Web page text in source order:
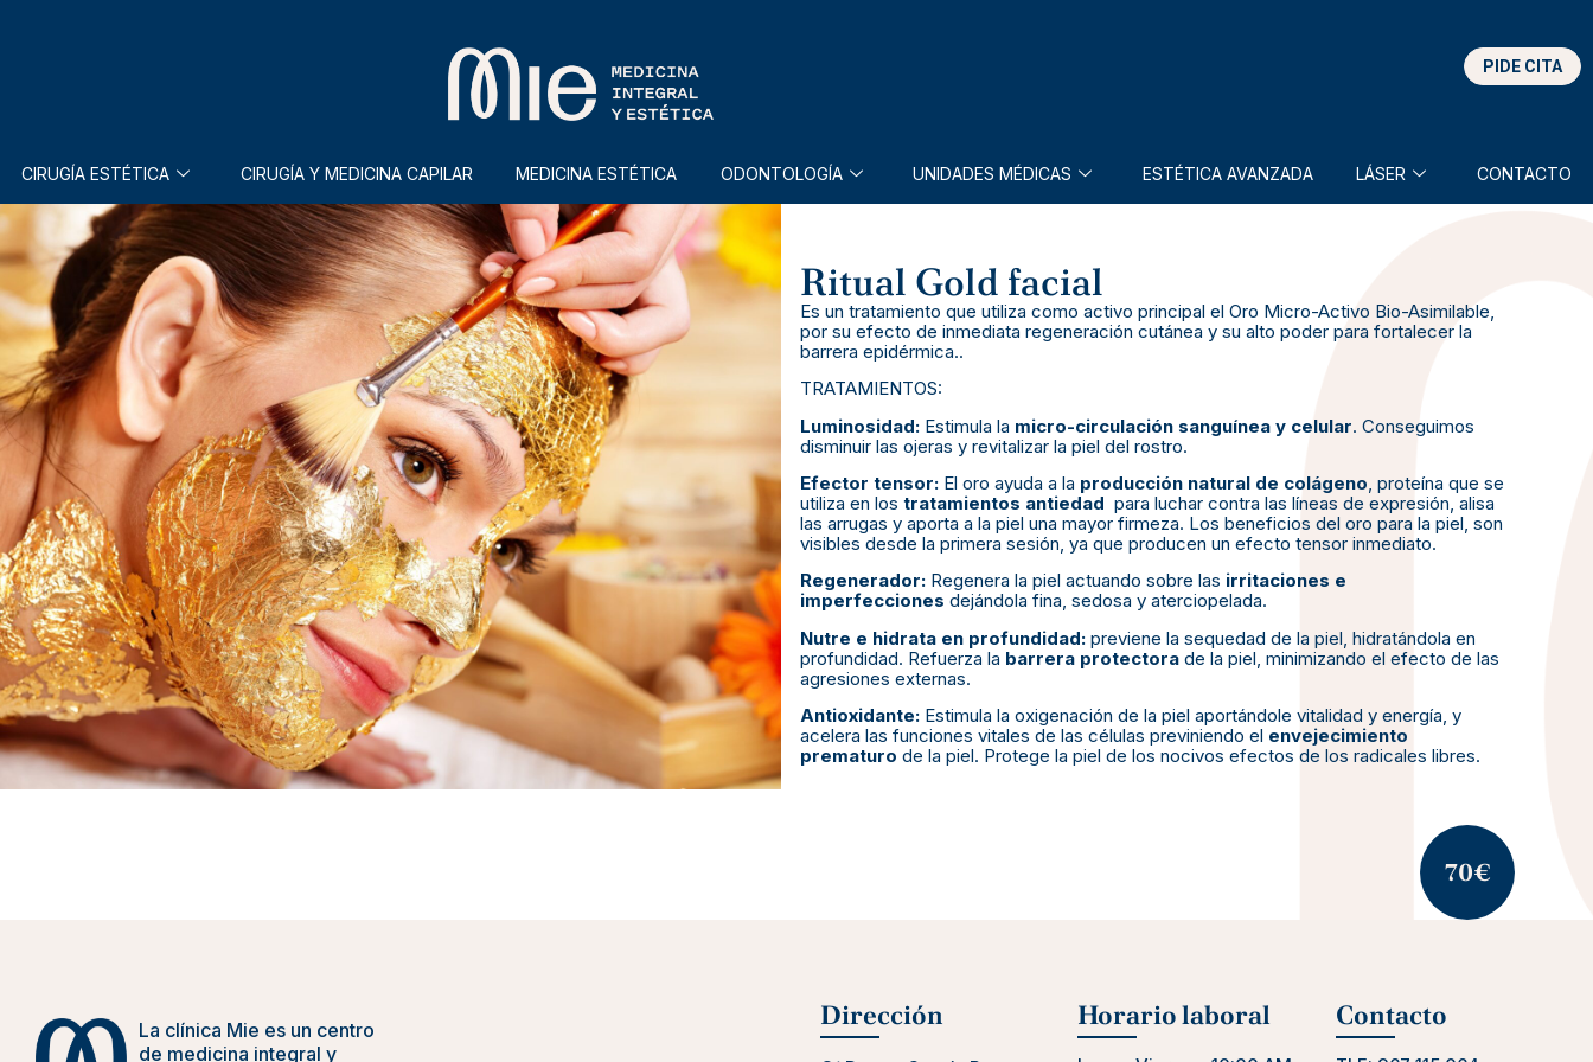
PIDE CITA
CIRUGÍA ESTÉTICA CIRUGÍA Y MEDICINA CAPILAR MEDICINA ESTÉTICA ODONTOLOGÍA UNIDADES MÉDICAS ESTÉTICA AVANZADA LÁSER CONTACTO
Ritual Gold facial
Es un tratamiento que utiliza como activo principal el Oro Micro-Activo Bio-Asimilable,
por su efecto de inmediata regeneración cutánea y su alto poder para fortalecer la
barrera epidérmica..
TRATAMIENTOS:
Luminosidad: Estimula la micro-circulación sanguínea y celular. Conseguimos
disminuir las ojeras y revitalizar la piel del rostro.
Efector tensor: El oro ayuda a la producción natural de colágeno, proteína que se
utiliza en lostratamientos antiedad para luchar contra las líneas de expresión, alisa
las arrugas y aporta a la piel una mayor firmeza. Los beneficios del oro para la piel, son
visibles desde la primera sesión, ya que producen un efecto tensor inmediato.
Regenerador: Regenera la piel actuando sobre las irritaciones e
imperfeccionesdejándola fina, sedosa y aterciopelada.
Nutre e hidrata en profundidad:previene la sequedad de la piel, hidratándola en
profundidad. Refuerza la barrera protectora de la piel, minimizando el efecto de las
agresiones externas.
Antioxidante: Estimula la oxigenación de la piel aportándole vitalidad y energía, y
acelera las funciones vitales de las células previniendo el envejecimiento
prematuro de la piel. Protege la piel de los nocivos efectos de los radicales libres.
70€
La clínica Mie es un centro
de medicina integral y
Dirección Horario laboral Contacto